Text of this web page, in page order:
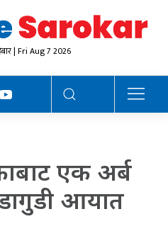
| Fri Aug 7 2026
एक अर्ब
आयात